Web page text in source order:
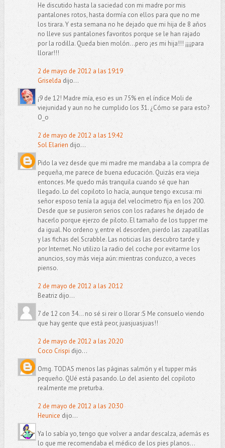
He discutido hasta la saciedad con mi madre por mis
pantalones rotos, hasta dormía con ellos para que no me
los tirara. Y esta semana no he dejado que mi hija de 8 años
no lleve sus pantalones favoritos porque se le han rajado
por la rodilla. Queda bien molón...pero ¡es mi hija!!! ¡¡¡¡para
llorar!!!
2 de mayo de 2012 a las 19:19
Griselda dijo...
¡9 de 12! Madre mía, eso es un 75% en el índice Moli de
viejunidad y aun no he cumplido los 31. ¿Cómo se para esto?
O_o
2 de mayo de 2012 a las 19:42
Sol Elarien dijo...
Pido la vez desde que mi madre me mandaba a la compra de
pequeña, me parece de buena educación. Quizás era vieja
entonces. Me quedo más tranquila cuando sé que han
llegado. Lo del copiloto lo hacía, aunque tengo excusa: mi
señor esposo tenía la aguja del velocímetro fija en los 200.
Desde que se pusieron serios con los radares he dejado de
hacerlo porque ejerzo de piloto. El tamaño de los tupper me
da igual. No ordeno y, entre el desorden, pierdo las zapatillas
y las fichas del Scrabble. Las noticias las descubro tarde y
por Internet. No utilizo la radio del coche por evitarme los
anuncios, soy más vieja aún: mientras conduzco, a veces
pienso.
2 de mayo de 2012 a las 20:12
Beatriz dijo...
7 de 12 con 34... no sé si reir o llorar :S Me consuelo viendo
que hay gente que está peor, juasjuasjuas!!
2 de mayo de 2012 a las 20:20
Coco Crispi dijo...
Omg. TODAS menos las páginas salmón y el tupper más
pequeño. QUé está pasando. Lo del asiento del copiloto
realmente me preturba.
2 de mayo de 2012 a las 20:30
Heunice dijo...
Ya lo sabía yo, tengo que volver a andar descalza, además es
lo que me recomendaba el médico de los pies planos...